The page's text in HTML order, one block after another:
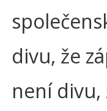
divu, že
není